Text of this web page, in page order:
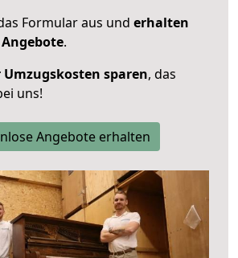
Formular aus und erhalten
.
Umzugskosten sparen, das
uns!
Angebote erhalten